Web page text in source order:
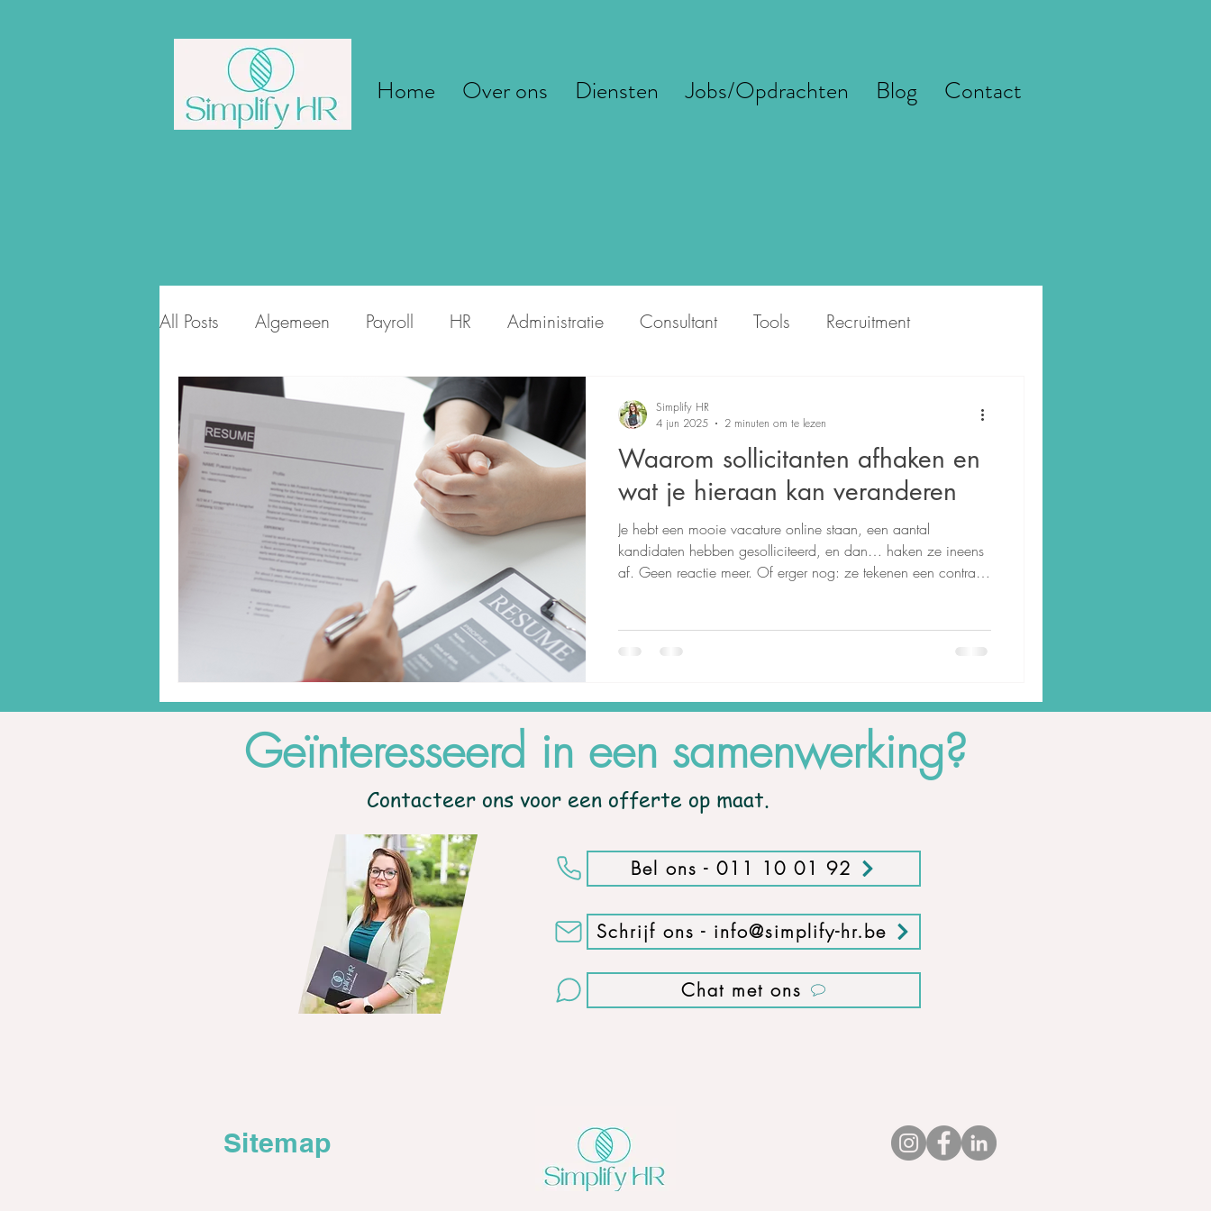
Home Over ons Diensten Jobs/Opdrachten Blog Contact
All Posts Algemeen Payroll HR Administratie Consultant Tools Recruitment
Waarom sollicitanten afhaken en
wat je hieraan kan veranderen
Je hebt een mooie vacature online staan, een aantal
kandidaten hebben gesolliciteerd, en dan… haken ze ineens
af. Geen reactie meer. Of erger nog: ze tekenen een contract
Simplify HR
4 jun 2025
2 minuten om te lezen
Geïnteresseerd in een samenwerking?
Contacteer ons voor een offerte op maat.
Bel ons - 011 10 01 92
Schrijf ons - info@simplify-hr.be
Chat met ons
Sitemap